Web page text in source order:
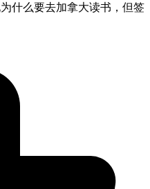
什么要去加拿大读书，但签